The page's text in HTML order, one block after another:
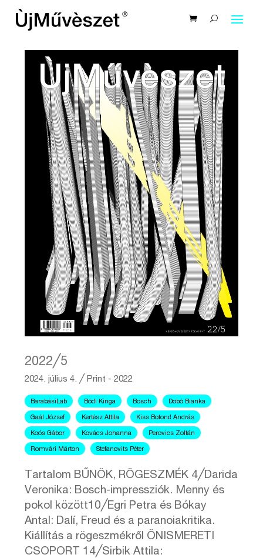
2022╱5
2024. július 4. ╱ Print - 2022
BarabásiLab Bódi Kinga Bosch Dobó Bianka
Gaál József Kertész Attila Kiss Botond András
Koós Gábor Kovács Johanna Perovics Zoltán
Romvári Márton Stefanovits Péter
Tartalom BŰNÖK, RÖGESZMÉK 4╱Darida
Veronika: Bosch-impressziók. Menny és
pokol között10╱Egri Petra és Bókay
Antal: Dalí, Freud és a paranoiakritika.
Kiállítás a rögeszmékről ÖNISMERETI
CSOPORT 14╱Sirbik Attila: